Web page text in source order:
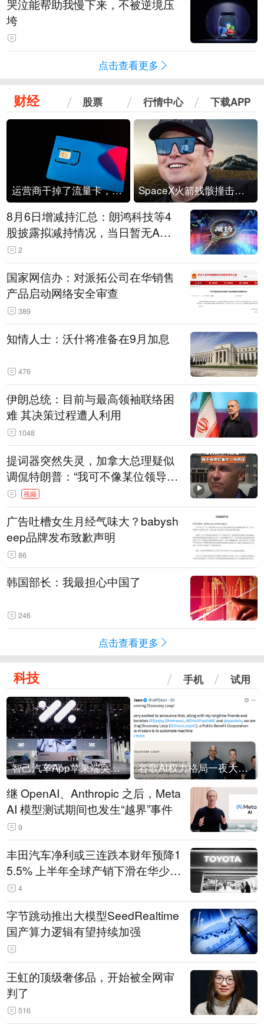
哭泣能帮助我慢下来，不被逆境压
垮
点击查看更多
财经 股票 行情中心 下载APP
运营商干掉了流量卡，他们真的玩不起了 SpaceX火箭残骸撞击月球
8月6日增减持汇总：朗鸿科技等4
股披露拟减持情况，当日暂无A股
公司披露拟增持情况（表）
2
国家网信办：对派拓公司在华销售
产品启动网络安全审查
389
知情人士：沃什将准备在9月加息
476
伊朗总统：目前与最高领袖联络困
难 其决策过程遭人利用
1048
提词器突然失灵，加拿大总理疑似
调侃特朗普：“我可不像某位领导
人，把这当成一场阴谋”，全场哄笑
视频
广告吐槽女生月经气味大？babysh
eep品牌发布致歉声明
86
韩国部长：我最担心中国了
246
点击查看更多
科技 手机 试用
智己汽车App苹果端突然“下架” 谷歌AI权力格局一夜大洗牌
继 OpenAI、Anthropic 之后，Meta
AI 模型测试期间也发生“越界”事件
9
丰田汽车净利或三连跌本财年预降1
5.5% 上半年全球产销下滑在华少卖
14.3万辆
4
字节跳动推出大模型SeedRealtime
国产算力逻辑有望持续加强
王虹的顶级奢侈品，开始被全网审
判了
516